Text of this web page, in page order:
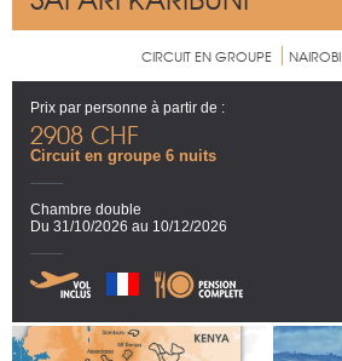
CIRCUIT EN GROUPE NAIROBI
Prix par personne à partir de :
2908 CHF
Circuit en groupe 6 nuits
Chambre double
Du 31/10/2026 au 10/12/2026